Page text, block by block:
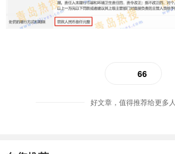
66
好文章，值得推荐给更多人